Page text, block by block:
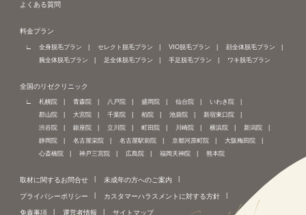
よくある質問
料金プラン
全身脱毛プラン セレクト脱毛プラン VIO脱毛プラン
顔全体脱毛プラン
腕全体脱毛プラン
足全体脱毛プラン 手足脱毛プラン ワキ脱毛プラン
全国のリゼクリニック
札幌院 青森院 八戸院 盛岡院 仙台院
いわき院
郡山院
大宮院 千葉院 柏院 池袋院
新宿東口院
渋谷院
銀座院 立川院 町田院 川崎院 横浜院
新潟院
静岡院
名古屋栄院 名古屋駅前院 京都河原町院
大阪梅田院
心斎橋院
神戸三宮院 広島院 福岡天神院 熊本院
取材に関するお問合せ 未成年の方へのご案内
プライバシーポリシー カスタマーハラスメントに対する方針
免責事項 運営者情報 サイトマップ